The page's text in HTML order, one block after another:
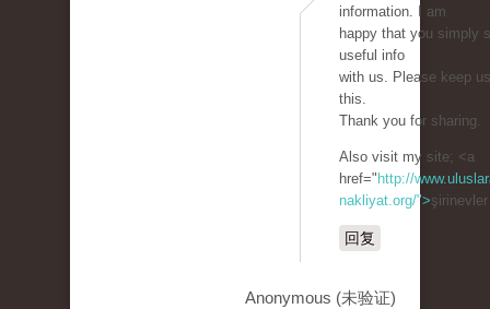
information. I am
happy that you simply
useful info
with us. Please keep
this.
Thank you for sharing.
Also visit my site; <a
href=" http://
nakliyat.org/">
回复
Anonymous (未验证)